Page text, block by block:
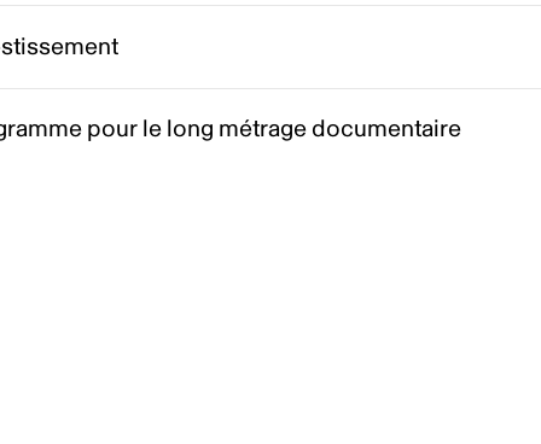
pour le long métrage documentaire